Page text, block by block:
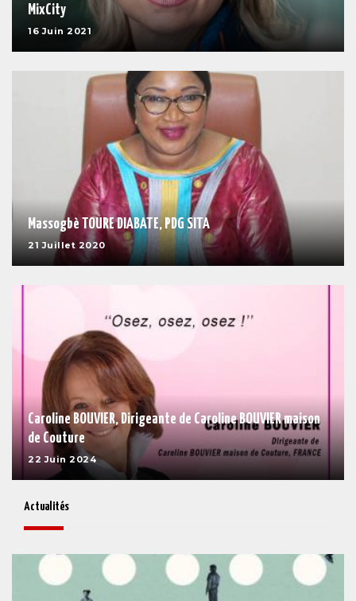
MixCity
16 Juin 2021
Massogbè TOURE DIABATE, PDG SITA
21 Juillet 2020
Caroline BOUVIER, Dirigeante de Caroline BOUVIER maison
de Couture
22 Juin 2024
Actualités